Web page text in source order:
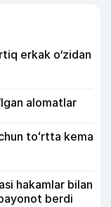
erkak o‘zidan
alomatlar
toʻrtta kema
hakamlar bilan
berdi